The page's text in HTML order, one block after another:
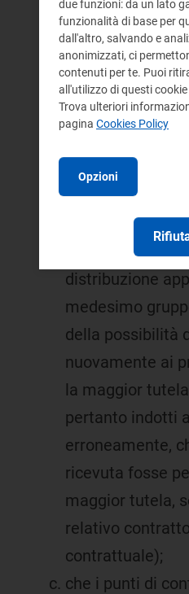
luglio 2007 per
di aver ricevuto
dopo il 1°
di società di
libero una
e solo
ricevuto la
parte
distribuzione
medesimo
della possibilità
nuovamente ai
la maggior
pertanto indotti
erroneamente,
ricevuta fosse
maggior tutela,
relativo
contrattuale);
che i punti di
due funzioni: da un lato
funzionalità di base per
dall'altro, salvando e
anonimizzati, ci
contenuti per te. Puoi
all'utilizzo di questi
Trova ulteriori
pagina Cookies Policy
Opzioni